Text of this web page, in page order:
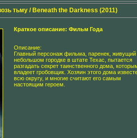
тьму / Beneath the Darkness (2011)
Краткое описание: Фильм Года
Описание:
Главный персонаж фильма, паренек, живущий
небольшом городке в штате Техас, пытается
разгадать секрет таинственного дома,
владеет гробовщик. Хозяин этого дома
всю округу, и многие считают его самым
настоящим героем.